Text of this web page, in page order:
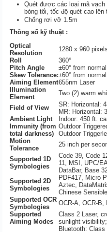
Quét được các loại mã vạch
bóng tối, tốc độ quét cao
Chống rơi vỡ 1.5m
Thông số kỹ thuật :
Optical
Resolution
1280 x 960 pixels
Roll
360°
Pitch Angle
±60° from normal
Skew Tolerance:±60° from normal
Aiming Element655nm Laser
Illumination
Element
Two (2) warm
Field of View
SR: Horizontal:
MR: Horizontal:
Ambient Light
Immunity (from
total darkness)
Indoor: 450 ft.
Outdoor
Outdoor
Motion
Tolerance
25 inch per
Supported 1D
Symbologies
Code 39, Code
11, MSI, UPC/
DataBar, Base
Supported 2D
Symbologies
PDF417, Micro
Aztec,
Chinese
Supported OCR
Symbologies
OCR-A, OCR-B,
Supported
Aiming Modes
Class 2 Laser,
sunlight
Bluetooth: